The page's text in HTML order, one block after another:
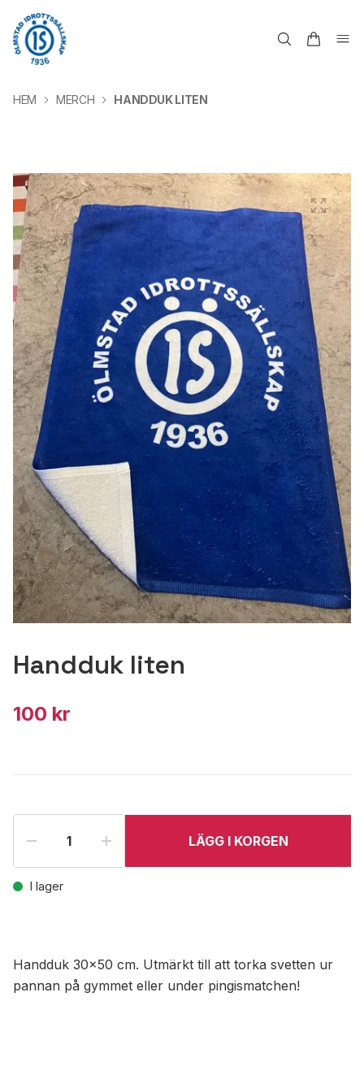
HEM MERCH HANDDUK LITEN
Handduk liten
100 kr
LÄGG I KORGEN
I lager
Handduk 30x50 cm. Utmärkt till att torka svetten ur
pannan på gymmet eller under pingismatchen!